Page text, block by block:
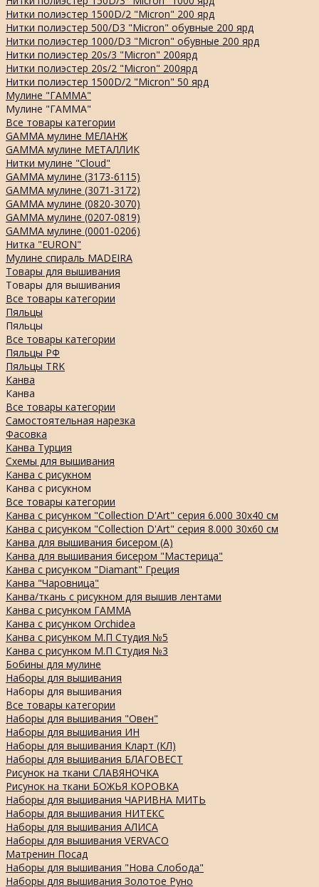
Нитки полиэстер 1500D/2 "Micron" 200 ярд
Нитки полиэстер 500/D3 "Micron" обувные 200 ярд
Нитки полиэстер 1000/D3 "Micron" обувные 200 ярд
Нитки полиэстер 20s/3 "Micron" 200ярд
Нитки полиэстер 20s/2 "Micron" 200ярд
Нитки полиэстер 1500D/2 "Micron" 50 ярд
Мулине "ГАММА"
Мулине "ГАММА"
Все товары категории
GAMMA мулине МЕЛАНЖ
GAMMA мулине МЕТАЛЛИК
Нитки мулине "Cloud"
GAMMA мулине (3173-6115)
GAMMA мулине (3071-3172)
GAMMA мулине (0820-3070)
GAMMA мулине (0207-0819)
GAMMA мулине (0001-0206)
Нитка "EURON"
Мулине спираль MADEIRA
Товары для вышивания
Товары для вышивания
Все товары категории
Пяльцы
Пяльцы
Все товары категории
Пяльцы РФ
Пяльцы TRK
Канва
Канва
Все товары категории
Самостоятельная нарезка
Фасовка
Канва Турция
Схемы для вышивания
Канва с рисукном
Канва с рисукном
Все товары категории
Канва с рисунком "Collection D'Art" серия 6.000 30х40 см
Канва с рисунком "Collection D'Art" серия 8.000 30х60 см
Канва для вышивания бисером (А)
Канва для вышивания бисером "Мастерица"
Канва с рисунком "Diamant" Греция
Канва "Чаровница"
Канва/ткань с рисукном для вышив лентами
Канва с рисунком ГАММА
Канва с рисунком Orchidea
Канва с рисунком М.П Студия №5
Канва с рисунком М.П Студия №3
Бобины для мулине
Наборы для вышивания
Наборы для вышивания
Все товары категории
Наборы для вышивания "Овен"
Наборы для вышивания ИН
Наборы для вышивания Кларт (КЛ)
Наборы для вышивания БЛАГОВЕСТ
Рисунок на ткани СЛАВЯНОЧКА
Рисунок на ткани БОЖЬЯ КОРОВКА
Наборы для вышивания ЧАРИВНА МИТЬ
Наборы для вышивания НИТЕКС
Наборы для вышивания АЛИСА
Наборы для вышивания VERVACO
Матренин Посад
Наборы для вышивания "Нова Слобода"
Наборы для вышивания Золотое Руно